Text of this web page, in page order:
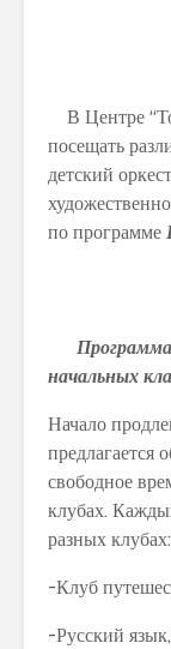
В Центре
посещать
детский
по программе
Программа
начальных
Начало
предлагается
свободное
клубах.
разных клубах:
-Клуб
-Русский язык,